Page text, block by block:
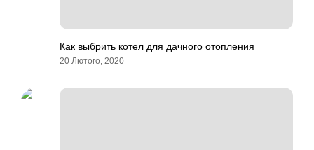
Как выбрить котел для дачного отопления
20 Лютого, 2020